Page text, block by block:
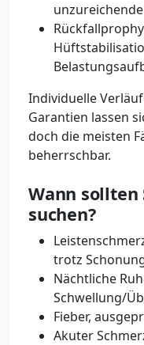
Individuelle
Garantien lassen
doch die meisten
beherrschbar.
Wann
suchen?
trotz
Nächtliche
Schwellung/
Fieber,
Akuter